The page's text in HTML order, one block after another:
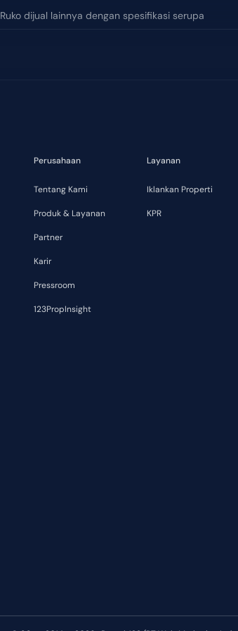
Ruko dijual lainnya dengan spesifikasi serupa
Perusahaan
Tentang Kami
Produk & Layanan
Partner
Karir
Pressroom
123PropInsight
Layanan
Iklankan Properti
KPR